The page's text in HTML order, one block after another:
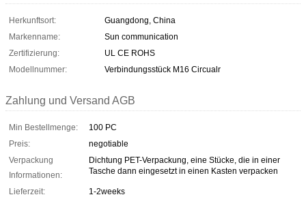
Herkunftsort:
Guangdong, China
Markenname:
Sun communication
Zertifizierung:
UL CE ROHS
Modellnummer:
Verbindungsstück M16 Circualr
Zahlung und Versand AGB
Min Bestellmenge:
100 PC
Preis:
negotiable
Verpackung
Informationen:
Dichtung PET-Verpackung, eine Stücke, die in einer
Tasche dann eingesetzt in einen Kasten verpacken
Lieferzeit:
1-2weeks